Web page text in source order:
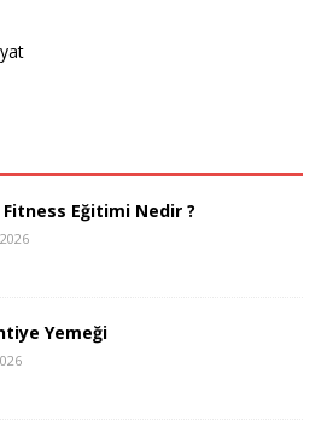
Eğitimi Nedir ?
Yemeği